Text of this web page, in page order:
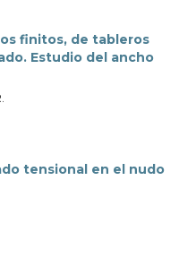
finitos, de tableros
Estudio del ancho
tensional en el nudo